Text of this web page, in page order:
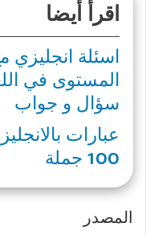
اقرأ أيضا
اسئلة انجليزي
سؤال و جواب
عبارات
100 جملة
المصدر